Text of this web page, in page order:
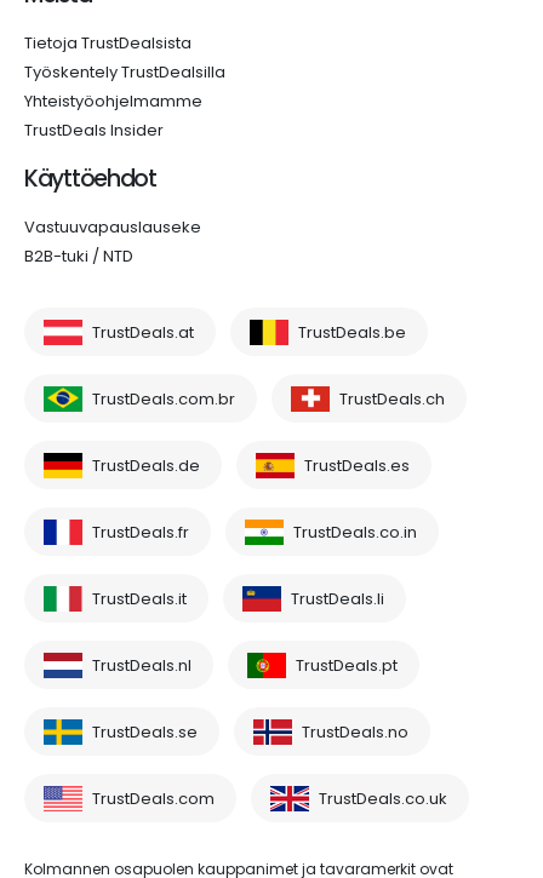
Tietoja TrustDealsista
Työskentely TrustDealsilla
Yhteistyöohjelmamme
TrustDeals Insider
Käyttöehdot
Vastuuvapauslauseke
B2B-tuki / NTD
TrustDeals.at TrustDeals.be
TrustDeals.com.br TrustDeals.ch
TrustDeals.de TrustDeals.es
TrustDeals.fr TrustDeals.co.in
TrustDeals.it TrustDeals.li
TrustDeals.nl TrustDeals.pt
TrustDeals.se TrustDeals.no
TrustDeals.com TrustDeals.co.uk
Kolmannen osapuolen kauppanimet ja tavaramerkit ovat